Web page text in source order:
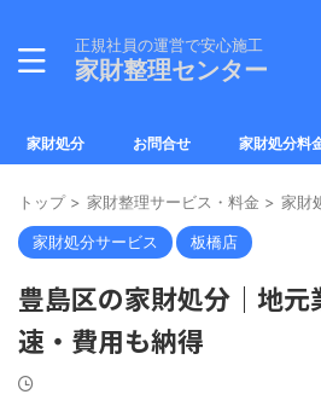
正規社員の運営で安心施工
家財整理センター
家財処分 お問合せ 家財処分料
トップ > 家財整理サービス・料金 > 家財
家財処分サービス 板橋店
豊島区の家財処分｜地
速・費用も納得